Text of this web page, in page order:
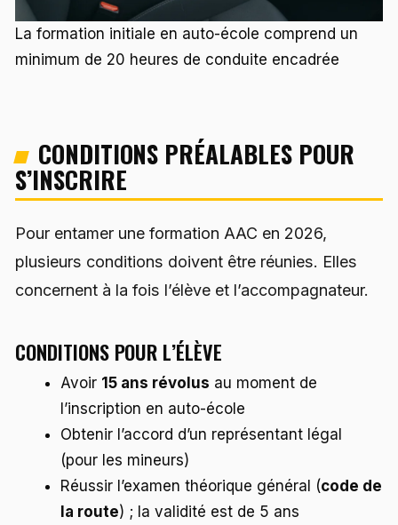
La formation initiale en auto-école comprend un
minimum de 20 heures de conduite encadrée
CONDITIONS PRÉALABLES POUR
S’INSCRIRE
Pour entamer une formation AAC en 2026,
plusieurs conditions doivent être réunies. Elles
concernent à la fois l’élève et l’accompagnateur.
CONDITIONS POUR L’ÉLÈVE
Avoir 15 ans révolus au moment de
l’inscription en auto-école
Obtenir l’accord d’un représentant légal
(pour les mineurs)
Réussir l’examen théorique général (code de
la route) ; la validité est de 5 ans